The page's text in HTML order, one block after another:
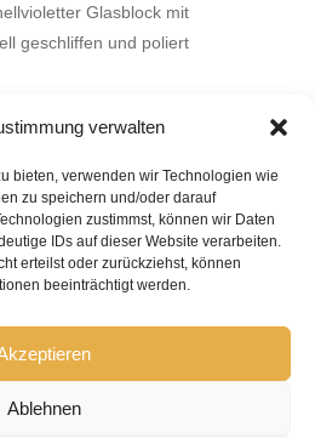
verwalten
bieten, verwenden wir Technologien wie
zu speichern und/oder darauf
zustimmst, können wir Daten
IDs auf dieser Website verarbeiten.
erteilst oder zurückziehst, können
beeinträchtigt werden.
Ablehnen
Glasblock mit
geschliffen und poliert
„Fišar 1995
11,5 cm